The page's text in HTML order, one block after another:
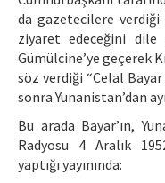
da gazetecilere verdiği
ziyaret edeceğini
Gümülcine’ye geçerek
söz verdiği “Celal Bayar
sonra Yunanistan’dan
Bu arada Bayar’ın,
Radyosu 4 Aralık
yaptığı yayınında: